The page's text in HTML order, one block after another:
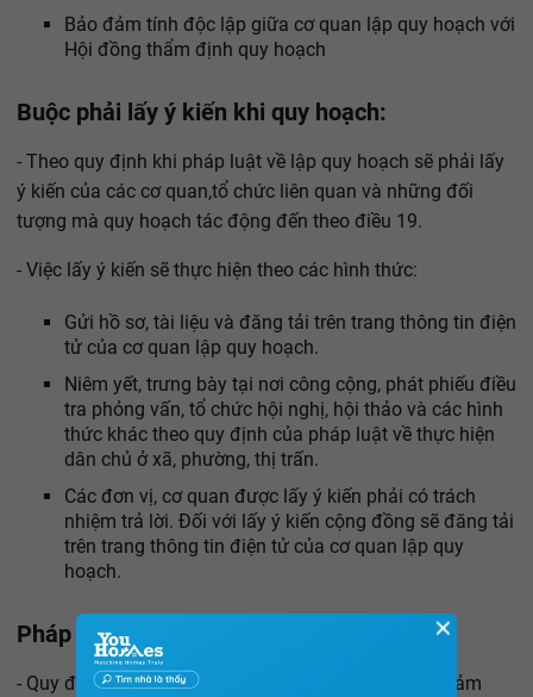
Bảo đảm tính độc lập giữa cơ quan lập quy hoạch với
Hội đồng thẩm định quy hoạch
Buộc phải lấy ý kiến khi quy hoạch:
- Theo quy định khi pháp luật về lập quy hoạch sẽ phải lấy
ý kiến của các cơ quan,tổ chức liên quan và những đối
tượng mà quy hoạch tác động đến theo điều 19.
- Việc lấy ý kiến sẽ thực hiện theo các hình thức:
Gửi hồ sơ, tài liệu và đăng tải trên trang thông tin điện
tử của cơ quan lập quy hoạch.
Niêm yết, trưng bày tại nơi công cộng, phát phiếu điều
tra phỏng vấn, tổ chức hội nghị, hội thảo và các hình
thức khác theo quy định của pháp luật về thực hiện
dân chủ ở xã, phường, thị trấn.
Các đơn vị, cơ quan được lấy ý kiến phải có trách
nhiệm trả lời. Đối với lấy ý kiến cộng đồng sẽ đăng tải
trên trang thông tin điện tử của cơ quan lập quy
hoạch.
Pháp luật về điều chỉnh quy hoạch:
- Quy định của luật điều chỉnh quy hoạch cần phải đảm
✕